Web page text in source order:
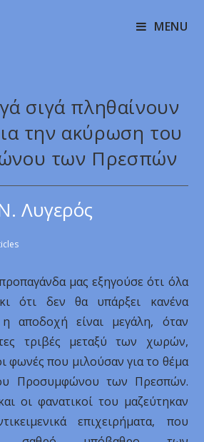
MENU
σιγά πληθαίνουν
την ακύρωση του
των Πρεσπών
Λυγερός
μας εξηγούσε ότι όλα
ότι δεν θα υπάρξει κανένα
αποδοχή είναι μεγάλη, όταν
τριβές μεταξύ των χωρών,
φωνές που μιλούσαν για το θέμα
Προσυμφώνου των Πρεσπών.
οι φανατικοί του μαζεύτηκαν
επιχειρήματα, που